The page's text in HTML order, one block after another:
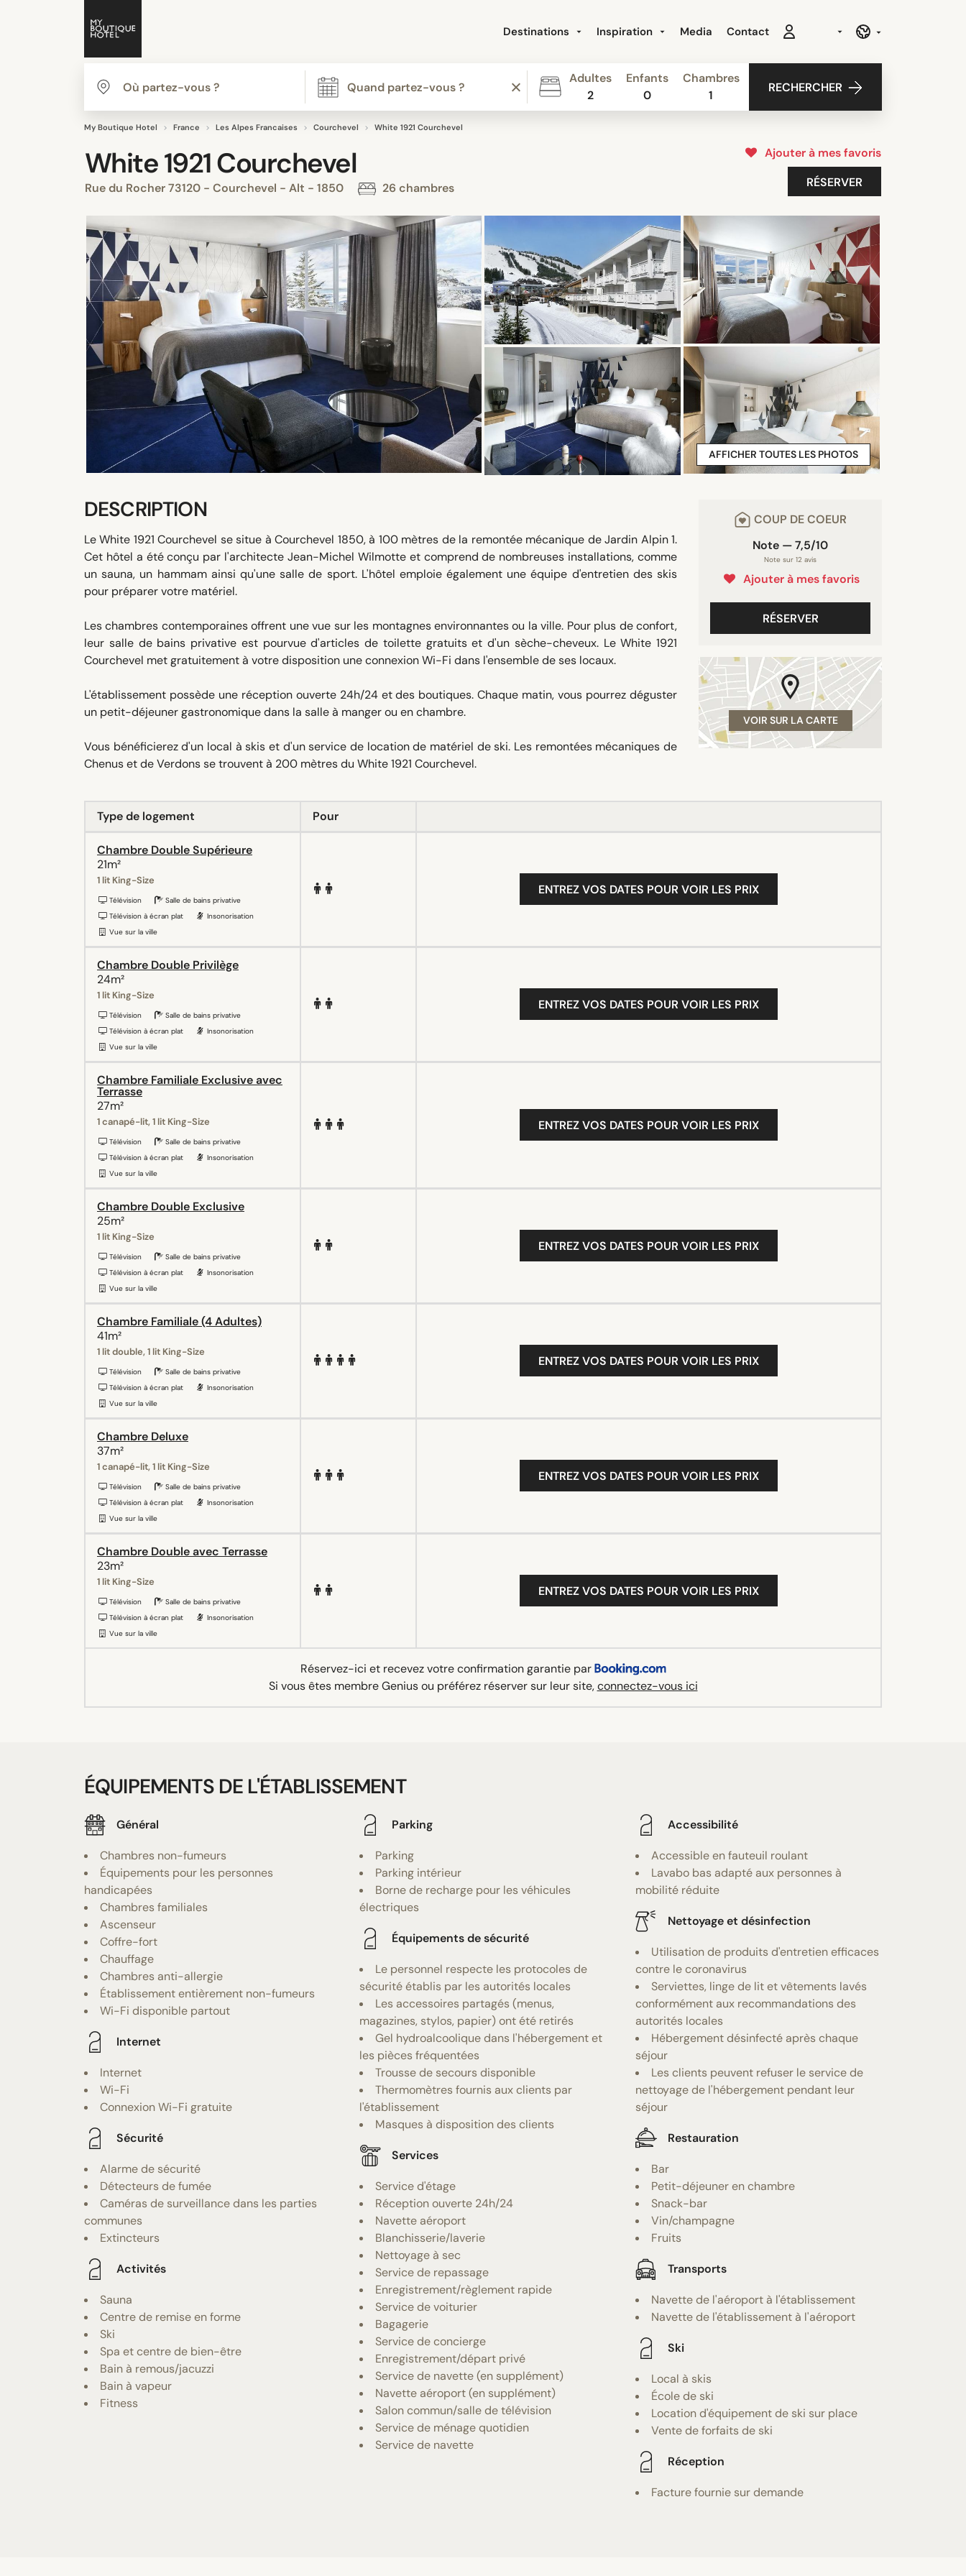
Destinations Inspiration Media Contact
Adultes
2
Enfants
0
Chambres
1
RECHERCHER
My Boutique Hotel France Les Alpes Francaises Courchevel White 1921 Courchevel
White 1921 Courchevel
Rue du Rocher 73120 - Courchevel - Alt - 1850 26 chambres
Ajouter à mes favoris
RÉSERVER
AFFICHER TOUTES LES PHOTOS
COUP DE COEUR
Note — 7,5/10
Note sur 12 avis
Ajouter à mes favoris
RÉSERVER
VOIR SUR LA CARTE
DESCRIPTION
Le White 1921 Courchevel se situe à Courchevel 1850, à 100 mètres de la remontée mécanique de Jardin Alpin 1.
Cet hôtel a été conçu par l'architecte Jean-Michel Wilmotte et comprend de nombreuses installations, comme
un sauna, un hammam ainsi qu'une salle de sport. L'hôtel emploie également une équipe d'entretien des skis
pour préparer votre matériel.
Les chambres contemporaines offrent une vue sur les montagnes environnantes ou la ville. Pour plus de confort,
leur salle de bains privative est pourvue d'articles de toilette gratuits et d'un sèche-cheveux. Le White 1921
Courchevel met gratuitement à votre disposition une connexion Wi-Fi dans l'ensemble de ses locaux.
L'établissement possède une réception ouverte 24h/24 et des boutiques. Chaque matin, vous pourrez déguster
un petit-déjeuner gastronomique dans la salle à manger ou en chambre.
Vous bénéficierez d'un local à skis et d'un service de location de matériel de ski. Les remontées mécaniques de
Chenus et de Verdons se trouvent à 200 mètres du White 1921 Courchevel.
Type de logement Pour
Chambre Double Supérieure
21m²
1 lit King-Size
Télévision
Salle de bains privative
Télévision à écran plat
Insonorisation
Vue sur la ville
ENTREZ VOS DATES POUR VOIR LES PRIX
Chambre Double Privilège
24m²
1 lit King-Size
Télévision
Salle de bains privative
Télévision à écran plat
Insonorisation
Vue sur la ville
ENTREZ VOS DATES POUR VOIR LES PRIX
Chambre Familiale Exclusive avec
Terrasse
27m²
1 canapé-lit, 1 lit King-Size
Télévision
Salle de bains privative
Télévision à écran plat
Insonorisation
Vue sur la ville
ENTREZ VOS DATES POUR VOIR LES PRIX
Chambre Double Exclusive
25m²
1 lit King-Size
Télévision
Salle de bains privative
Télévision à écran plat
Insonorisation
Vue sur la ville
ENTREZ VOS DATES POUR VOIR LES PRIX
Chambre Familiale (4 Adultes)
41m²
1 lit double, 1 lit King-Size
Télévision
Salle de bains privative
Télévision à écran plat
Insonorisation
Vue sur la ville
ENTREZ VOS DATES POUR VOIR LES PRIX
Chambre Deluxe
37m²
1 canapé-lit, 1 lit King-Size
Télévision
Salle de bains privative
Télévision à écran plat
Insonorisation
Vue sur la ville
ENTREZ VOS DATES POUR VOIR LES PRIX
Chambre Double avec Terrasse
23m²
1 lit King-Size
Télévision
Salle de bains privative
Télévision à écran plat
Insonorisation
Vue sur la ville
ENTREZ VOS DATES POUR VOIR LES PRIX
Réservez-ici et recevez votre confirmation garantie par
Si vous êtes membre Genius ou préférez réserver sur leur site,connectez-vous ici
ÉQUIPEMENTS DE L'ÉTABLISSEMENT
Général
Chambres non-fumeurs
Équipements pour les personnes
handicapées
Chambres familiales
Ascenseur
Coffre-fort
Chauffage
Chambres anti-allergie
Établissement entièrement non-fumeurs
Wi-Fi disponible partout
Internet
Internet
Wi-Fi
Connexion Wi-Fi gratuite
Sécurité
Alarme de sécurité
Détecteurs de fumée
Caméras de surveillance dans les parties
communes
Extincteurs
Activités
Sauna
Centre de remise en forme
Ski
Spa et centre de bien-être
Bain à remous/jacuzzi
Bain à vapeur
Fitness
Parking
Parking
Parking intérieur
Borne de recharge pour les véhicules
électriques
Équipements de sécurité
Le personnel respecte les protocoles de
sécurité établis par les autorités locales
Les accessoires partagés (menus,
magazines, stylos, papier) ont été retirés
Gel hydroalcoolique dans l'hébergement et
les pièces fréquentées
Trousse de secours disponible
Thermomètres fournis aux clients par
l'établissement
Masques à disposition des clients
Services
Service d'étage
Réception ouverte 24h/24
Navette aéroport
Blanchisserie/laverie
Nettoyage à sec
Service de repassage
Enregistrement/règlement rapide
Service de voiturier
Bagagerie
Service de concierge
Enregistrement/départ privé
Service de navette (en supplément)
Navette aéroport (en supplément)
Salon commun/salle de télévision
Service de ménage quotidien
Service de navette
Accessibilité
Accessible en fauteuil roulant
Lavabo bas adapté aux personnes à
mobilité réduite
Nettoyage et désinfection
Utilisation de produits d'entretien efficaces
contre le coronavirus
Serviettes, linge de lit et vêtements lavés
conformément aux recommandations des
autorités locales
Hébergement désinfecté après chaque
séjour
Les clients peuvent refuser le service de
nettoyage de l'hébergement pendant leur
séjour
Restauration
Bar
Petit-déjeuner en chambre
Snack-bar
Vin/champagne
Fruits
Transports
Navette de l'aéroport à l'établissement
Navette de l'établissement à l'aéroport
Ski
Local à skis
École de ski
Location d'équipement de ski sur place
Vente de forfaits de ski
Réception
Facture fournie sur demande